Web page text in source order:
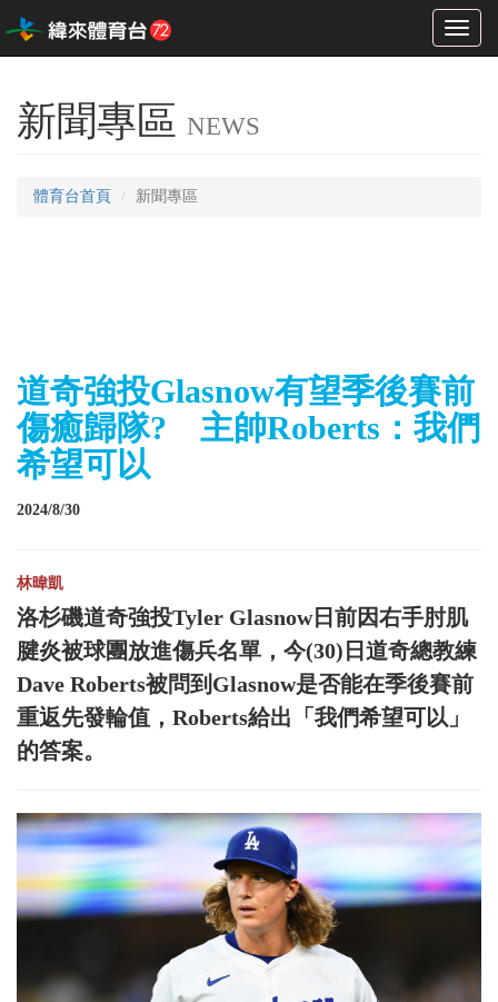
Toggle
新聞專區 NEWS
體育台首頁 新聞專區
道奇強投Glasnow有望季後賽前
傷癒歸隊? 主帥Roberts：我們
希望可以
2024/8/30
林暐凱
洛杉磯道奇強投Tyler Glasnow日前因右手肘肌
腱炎被球團放進傷兵名單，今(30)日道奇總教練
Dave Roberts被問到Glasnow是否能在季後賽前
重返先發輪值，Roberts給出「我們希望可以」
的答案。